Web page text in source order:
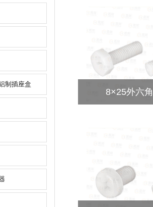
制插座盒
8×25外六